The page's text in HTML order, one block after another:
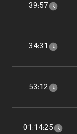
39:57
34:31
53:12
01:14:25